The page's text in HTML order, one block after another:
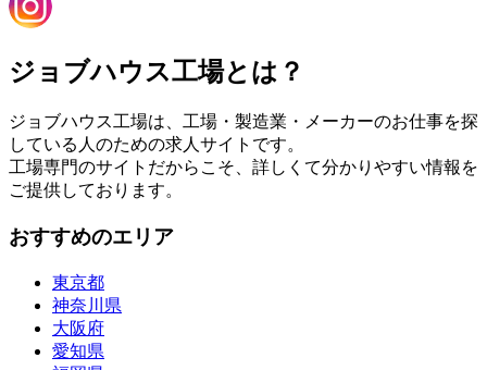
ジョブハウス工場とは？
ジョブハウス工場は、工場・製造業・メーカーのお仕事を探
している人のための求人サイトです。
工場専門のサイトだからこそ、詳しくて分かりやすい情報を
ご提供しております。
おすすめのエリア
東京都
神奈川県
大阪府
愛知県